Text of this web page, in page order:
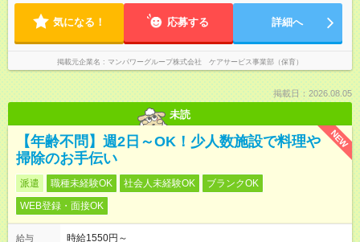
気になる！ 応募する 詳細へ
掲載元企業名 マンパワーグループ株式会社 ケアサービス事業部（保育）
掲載日：2026.08.05
未読
NEW
【年齢不問】週2日～OK！少人数施設で料理や
掃除のお手伝い
派遣 職種未経験OK 社会人未経験OK
ブランクOK
WEB登録・面接OK
給与 時給1550円～